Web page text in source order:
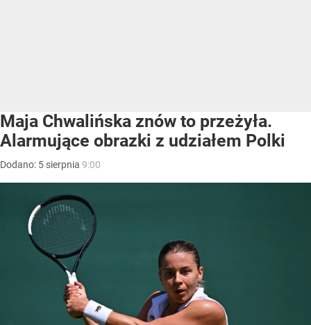
Maja Chwalińska znów to przeżyła.
Alarmujące obrazki z udziałem Polki
Dodano: 5 sierpnia 9:00